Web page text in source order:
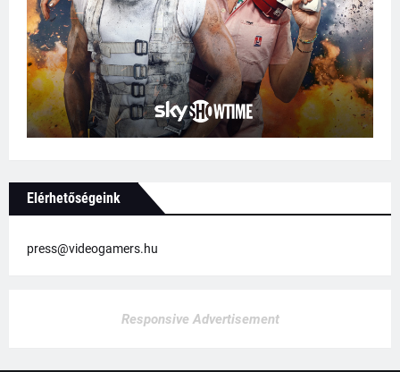
Elérhetőségeink
press@videogamers.hu
Responsive Advertisement